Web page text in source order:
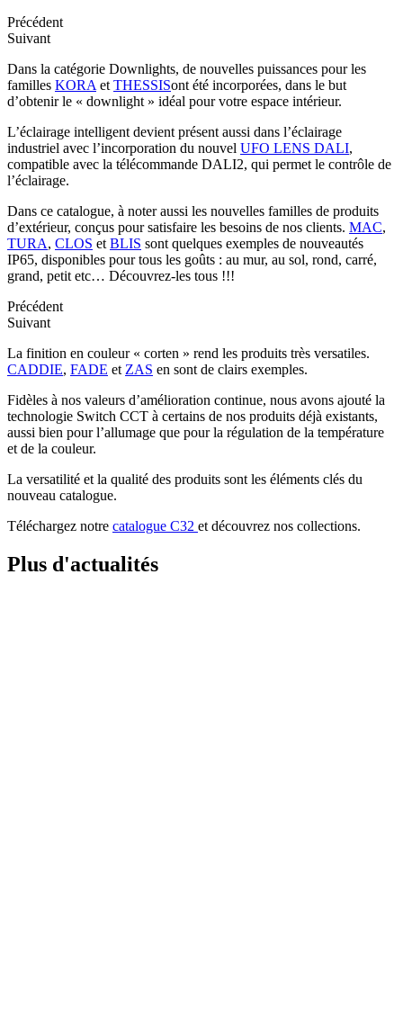
Précédent
Suivant
Dans la catégorie Downlights, de nouvelles puissances pour les
familles KORA et THESSISont été incorporées, dans le but
d’obtenir le « downlight » idéal pour votre espace intérieur.
L’éclairage intelligent devient présent aussi dans l’éclairage
industriel avec l’incorporation du nouvel UFO LENS DALI,
compatible avec la télécommande DALI2, qui permet le contrôle de
l’éclairage.
Dans ce catalogue, à noter aussi les nouvelles familles de produits
d’extérieur, conçus pour satisfaire les besoins de nos clients. MAC,
TURA, CLOS et BLIS sont quelques exemples de nouveautés
IP65, disponibles pour tous les goûts : au mur, au sol, rond, carré,
grand, petit etc… Découvrez-les tous !!!
Précédent
Suivant
La finition en couleur « corten » rend les produits très versatiles.
CADDIE, FADE et ZAS en sont de clairs exemples.
Fidèles à nos valeurs d’amélioration continue, nous avons ajouté la
technologie Switch CCT à certains de nos produits déjà existants,
aussi bien pour l’allumage que pour la régulation de la température
et de la couleur.
La versatilité et la qualité des produits sont les éléments clés du
nouveau catalogue.
Téléchargez notre catalogue C32 et découvrez nos collections.
Plus d'actualités